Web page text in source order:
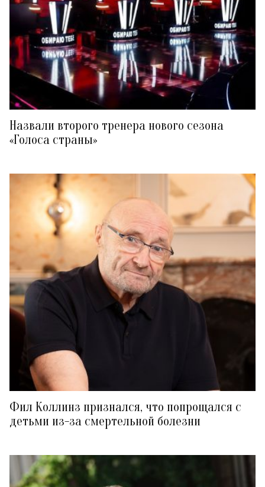
Назвали второго тренера нового сезона
«Голоса страны»
Фил Коллинз признался, что попрощался с
детьми из-за смертельной болезни